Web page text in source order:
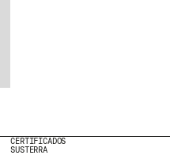
CERTIFICADOS
SUSTERRA
STORIES